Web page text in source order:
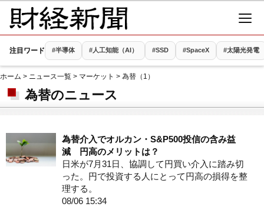
注目ワード #半導体 #人工知能（AI） #SSD #SpaceX #太陽光発電
ホーム > ニュース一覧 > マーケット > 為替（1）
為替のニュース
為替介入でオルカン・S&P500投信の含み益
減 円高のメリットは？
日米が7月31日、協調して円買い介入に踏み切
った。円で投資する人にとって円高の損得を整
理する。
08/06 15:34